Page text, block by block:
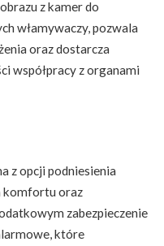
z kamer do
włamywaczy, pozwala
oraz dostarcza
współpracy z organami
z opcji podniesienia
komfortu oraz
zabezpieczenie
które